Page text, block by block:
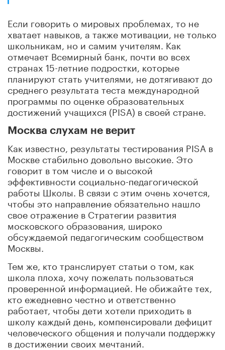
Если говорить о мировых проблемах, то не
хватает навыков, а также мотивации, не только
школьникам, но и самим учителям. Как
отмечает Всемирный банк, почти во всех
странах 15-летние подростки, которые
планируют стать учителями, не дотягивают до
среднего результата теста международной
программы по оценке образовательных
достижений учащихся (PISA) в своей стране.
Москва слухам не верит
Как известно, результаты тестирования PISA в
Москве стабильно довольно высокие. Это
говорит в том числе и о высокой
эффективности социально-педагогической
работы Школы. В связи с этим очень хочется,
чтобы это направление обязательно нашло
свое отражение в Стратегии развития
московского образования, широко
обсуждаемой педагогическим сообществом
Москвы.
Тем же, кто транслирует статьи о том, как
школа плоха, хочу пожелать пользоваться
проверенной информацией. Не обижайте тех,
кто ежедневно честно и ответственно
работает, чтобы дети хотели приходить в
школу каждый день, компенсировали дефицит
человеческого общения и получали поддержку
в достижении своих мечтаний.